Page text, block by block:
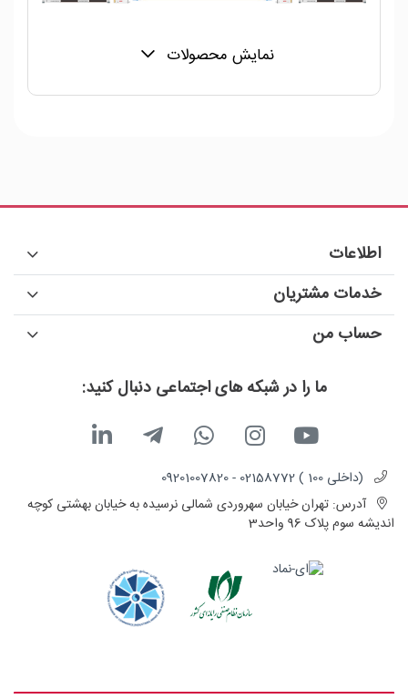
نمایش محصولات
ما را در شبکه های اجتماعی دنبال کنید:
(داخلی 100 ) 02158772 - 09201007820
آدرس: تهران خیابان سهروردی شمالی نرسیده به خیابان بهشتی کوچه
اندیشه سوم پلاک 96 واحد3
اطلاعات
خدمات مشتریان
حساب من